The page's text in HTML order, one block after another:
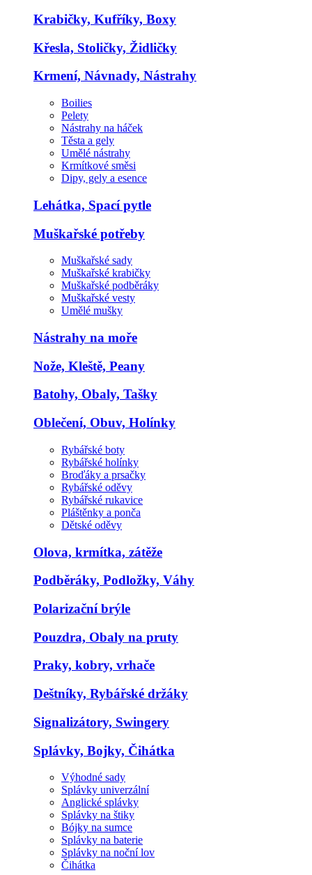
Krabičky, Kufříky, Boxy
Křesla, Stoličky, Židličky
Krmení, Návnady, Nástrahy
Boilies
Pelety
Nástrahy na háček
Těsta a gely
Umělé nástrahy
Krmítkové směsi
Dipy, gely a esence
Lehátka, Spací pytle
Muškařské potřeby
Muškařské sady
Muškařské krabičky
Muškařské podběráky
Muškařské vesty
Umělé mušky
Nástrahy na moře
Nože, Kleště, Peany
Batohy, Obaly, Tašky
Oblečení, Obuv, Holínky
Rybářské boty
Rybářské holínky
Broďáky a prsačky
Rybářské oděvy
Rybářské rukavice
Pláštěnky a ponča
Dětské oděvy
Olova, krmítka, zátěže
Podběráky, Podložky, Váhy
Polarizační brýle
Pouzdra, Obaly na pruty
Praky, kobry, vrhače
Deštníky, Rybářské držáky
Signalizátory, Swingery
Splávky, Bojky, Čihátka
Výhodné sady
Splávky univerzální
Anglické splávky
Splávky na štiky
Bójky na sumce
Splávky na baterie
Splávky na noční lov
Čihátka